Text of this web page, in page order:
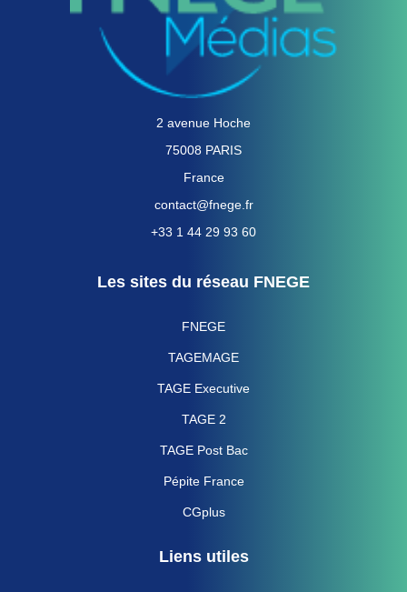
2 avenue Hoche
75008 PARIS
France
contact@fnege.fr
+33 1 44 29 93 60
Les sites du réseau FNEGE
FNEGE
TAGEMAGE
TAGE Executive
TAGE 2
TAGE Post Bac
Pépite France
CGplus
Liens utiles